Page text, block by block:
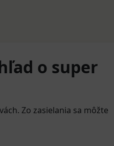
o super
Zo zasielania sa môžte